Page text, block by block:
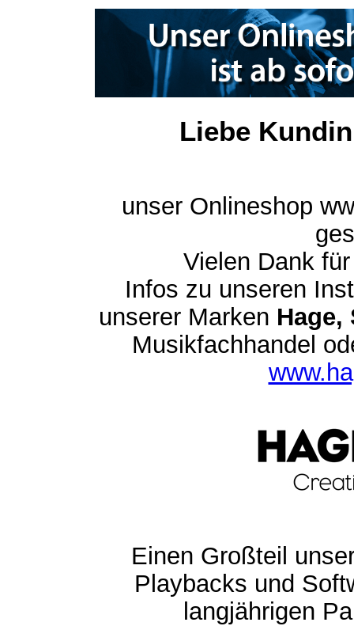
Liebe
unser Onlineshop
Vielen Dank
Infos zu unseren
unserer Marken Hage,
Musikfachhandel
Einen Großteil
Playbacks und
langjährigen